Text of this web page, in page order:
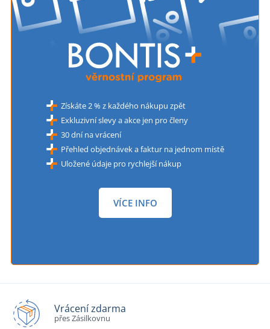
Získáte 2 % z každého nákupu zpět
Exkluzivní slevy a akce jen pro členy
30 dní na vrácení
Přehled objednávek a faktur na jednom místě
Uložené údaje pro rychlejší nákup
VÍCE INFO
Vrácení zdarma
přes Zásilkovnu